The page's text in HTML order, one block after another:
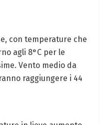
con temperature che
agli 8°C per le
Vento medio da
raggiungere i 44